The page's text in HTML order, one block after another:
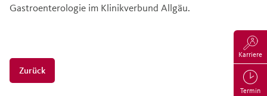
Karriere
Termin
Gastroenterologie im Klinikverbund Allgäu.
Zurück